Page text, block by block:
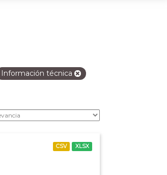
Información técnica
CSV XLSX